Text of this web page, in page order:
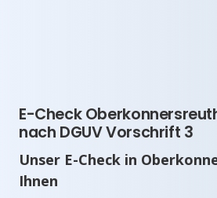
E-Check
nach DGUV Vorschrift 3
Unser E-Check in
Ihnen